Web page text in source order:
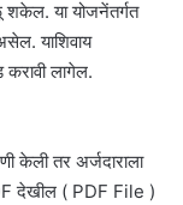
शकेल. या योजनेंतर्गत
याशिवाय
करावी लागेल.
केली तर अर्जदाराला
देखील ( PDF File )